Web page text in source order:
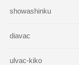
showashinku
diavac
ulvac-kiko